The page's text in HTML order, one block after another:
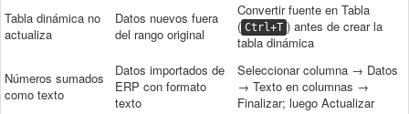
Tabla dinámica no
actualiza
Datos nuevos fuera
del rango original
Convertir fuente en Tabla
( Ctrl+T ) antes de crear la
tabla dinámica
Números sumados
como texto
Datos importados de
ERP con formato
texto
Seleccionar columna → Datos
→ Texto en columnas →
Finalizar; luego Actualizar